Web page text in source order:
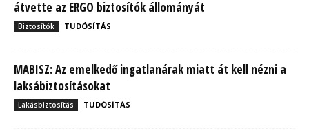
átvette az ERGO biztosítók állományát
Biztosítók TUDÓSÍTÁS
MABISZ: Az emelkedő ingatlanárak miatt át kell nézni a
laksábiztosításokat
Lakásbiztosítás TUDÓSÍTÁS